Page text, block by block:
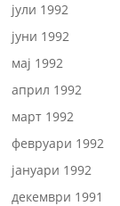
јули 1992
јуни 1992
мај 1992
април 1992
март 1992
февруари 1992
јануари 1992
декември 1991